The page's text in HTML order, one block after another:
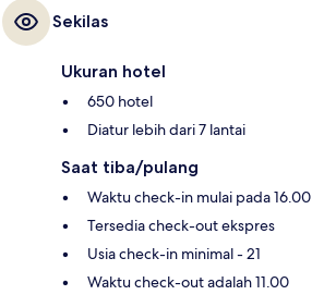
Sekilas
Ukuran hotel
650 hotel
Diatur lebih dari 7 lantai
Saat tiba/pulang
Waktu check-in mulai pada 16.00
Tersedia check-out ekspres
Usia check-in minimal - 21
Waktu check-out adalah 11.00